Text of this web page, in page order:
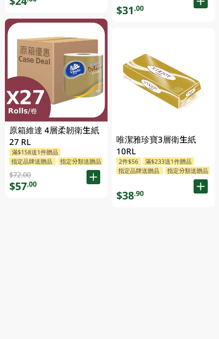
原箱維達 4層柔韌衛生紙
27 RL
滿$158送1件贈品
指定品牌送贈品
指定分類送贈品
$72.00
$57.00
$31.00
唯潔雅珍寶3層衛生紙
10RL
2件$56
滿$233送1件贈品
指定品牌送贈品
指定分類送贈品
$38.90